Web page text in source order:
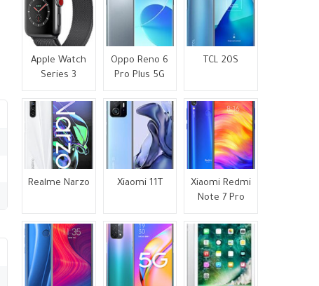
Apple Watch
Series 3
Oppo Reno 6
Pro Plus 5G
TCL 20S
Realme Narzo Xiaomi 11T
Xiaomi Redmi
Note 7 Pro